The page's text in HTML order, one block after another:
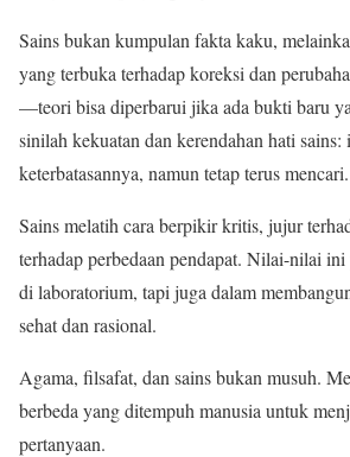
Sains bukan kumpulan fakta kaku,
yang terbuka terhadap koreksi dan
—teori bisa diperbarui jika ada bukti baru
sinilah kekuatan dan kerendahan hati sains:
keterbatasannya, namun tetap terus mencari.
Sains melatih cara berpikir kritis, jujur
terhadap perbedaan pendapat. Nilai-nilai
di laboratorium, tapi juga dalam
sehat dan rasional.
Agama, filsafat, dan sains bukan musuh.
berbeda yang ditempuh manusia untuk
pertanyaan.